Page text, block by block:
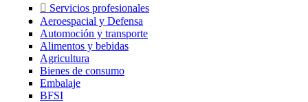
Servicios profesionales
Aeroespacial y Defensa
Automoción y transporte
Alimentos y bebidas
Agricultura
Bienes de consumo
Embalaje
BFSI